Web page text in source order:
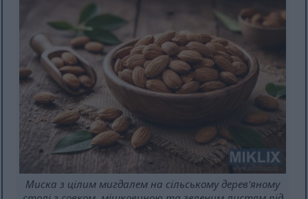
Миска з цілим мигдалем на сільському дерев'яному